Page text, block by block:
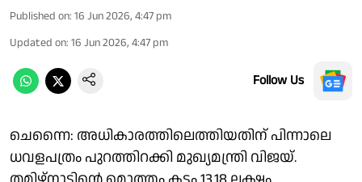
Published on: 16 Jun 2026, 4:47 pm
Updated on: 16 Jun 2026, 4:47 pm
Follow Us
ചെന്നൈ: അധികാരത്തിലെത്തിയതിന് പിന്നാലെ
ധവളപത്രം പുറത്തിറക്കി മുഖ്യമന്ത്രി വിജയ്.